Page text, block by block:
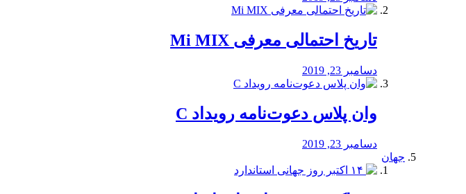
تاریخ احتمالی معرفی Mi MIX
دسامبر 23, 2019
وان پلاس دعوت‌نامه رویداد C
دسامبر 23, 2019
جهان